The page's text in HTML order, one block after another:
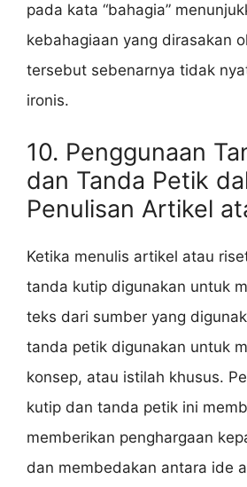
pada kata “bahagia”
kebahagiaan yang dirasakan
tersebut sebenarnya tidak
ironis.
10. Penggunaan
dan Tanda Petik
Penulisan Artikel
Ketika menulis artikel atau
tanda kutip digunakan untuk
teks dari sumber yang
tanda petik digunakan untuk
konsep, atau istilah khusus.
kutip dan tanda petik ini
memberikan penghargaan
dan membedakan antara ide